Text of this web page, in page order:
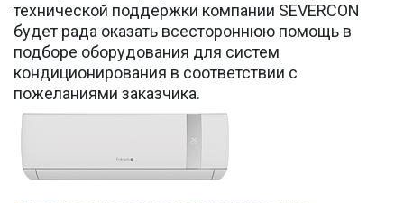
технической поддержки компании SEVERCON
будет рада оказать всестороннюю помощь в
подборе оборудования для систем
кондиционирования в соответствии с
пожеланиями заказчика.